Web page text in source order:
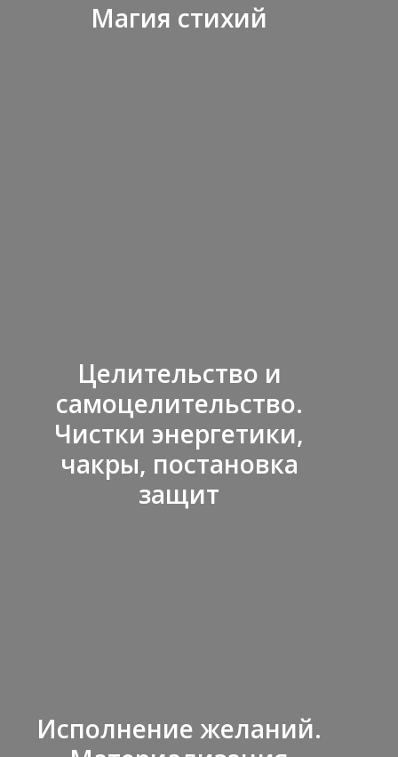
Магия стихий
Целительство и
самоцелительство.
Чистки энергетики,
чакры, постановка
защит
Исполнение желаний.